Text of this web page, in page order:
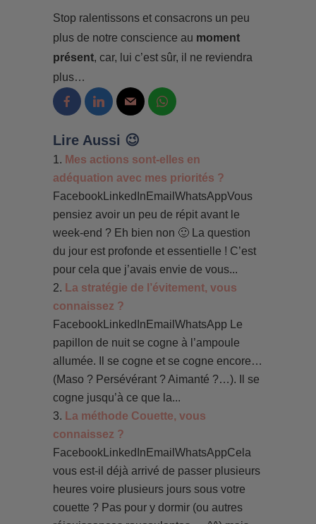
Stop ralentissons et consacrons un peu
plus de notre conscience au moment
présent, car, lui c’est sûr, il ne reviendra
plus…
Lire Aussi 😉
Mes actions sont-elles en
adéquation avec mes priorités ?
FacebookLinkedInEmailWhatsAppVous
pensiez avoir un peu de répit avant le
week-end ? Eh bien non 🙂 La question
du jour est profonde et essentielle ! C’est
pour cela que j’avais envie de vous...
La stratégie de l’évitement, vous
connaissez ?
FacebookLinkedInEmailWhatsApp Le
papillon de nuit se cogne à l’ampoule
allumée. Il se cogne et se cogne encore…
(Maso ? Persévérant ? Aimanté ?…). Il se
cogne jusqu’à ce que la...
La méthode Couette, vous
connaissez ?
FacebookLinkedInEmailWhatsAppCela
vous est-il déjà arrivé de passer plusieurs
heures voire plusieurs jours sous votre
couette ? Pas pour y dormir (ou autres